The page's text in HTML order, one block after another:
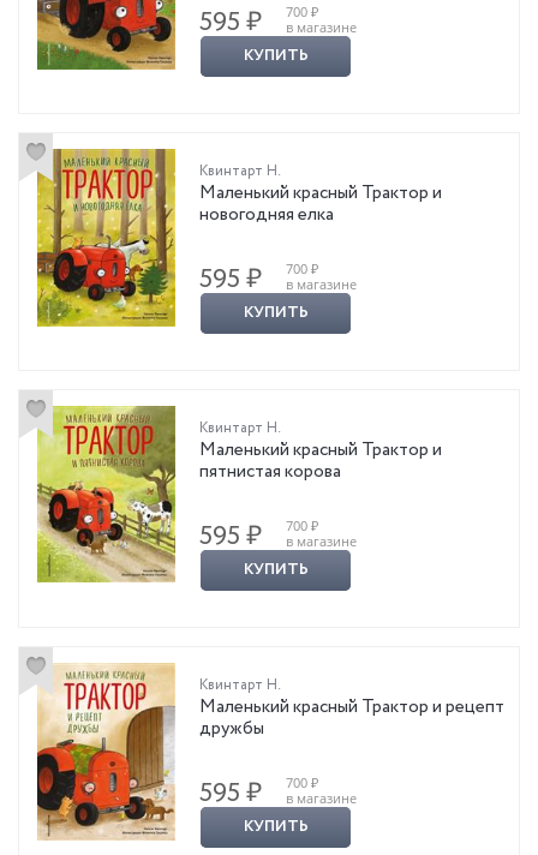
595 ₽
700 ₽
в магазине
КУПИТЬ
Квинтарт Н.
Маленький красный Трактор и
новогодняя елка
595 ₽
700 ₽
в магазине
КУПИТЬ
Квинтарт Н.
Маленький красный Трактор и
пятнистая корова
595 ₽
700 ₽
в магазине
КУПИТЬ
Квинтарт Н.
Маленький красный Трактор и рецепт
дружбы
595 ₽
700 ₽
в магазине
КУПИТЬ